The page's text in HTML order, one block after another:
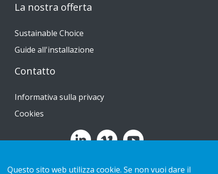
La nostra offerta
Sustainable Choice
Guide all'installazione
Contatto
Informativa sulla privacy
Cookies
Copyright 2026 HL Display AB. All rights reserved.
Questo sito web utilizza cookie. Se non vuoi dare il